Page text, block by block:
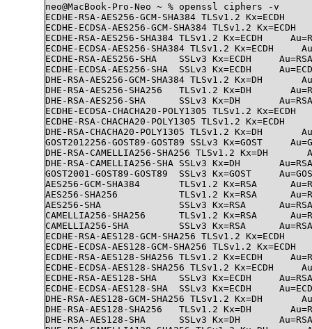
neo@MacBook-Pro-Neo ~ % openssl ciphers -v
ECDHE-RSA-AES256-GCM-SHA384 TLSv1.2 Kx=ECDH
ECDHE-ECDSA-AES256-GCM-SHA384 TLSv1.2 Kx=ECDH
ECDHE-RSA-AES256-SHA384 TLSv1.2 Kx=ECDH
ECDHE-ECDSA-AES256-SHA384 TLSv1.2 Kx=ECDH
ECDHE-RSA-AES256-SHA    SSLv3 Kx=ECDH
ECDHE-ECDSA-AES256-SHA  SSLv3 Kx=ECDH
DHE-RSA-AES256-GCM-SHA384 TLSv1.2 Kx=DH
DHE-RSA-AES256-SHA256   TLSv1.2 Kx=DH
DHE-RSA-AES256-SHA      SSLv3 Kx=DH
ECDHE-ECDSA-CHACHA20-POLY1305 TLSv1.2
ECDHE-RSA-CHACHA20-POLY1305 TLSv1.2 Kx=ECDH
DHE-RSA-CHACHA20-POLY1305 TLSv1.2 Kx=DH
GOST2012256-GOST89-GOST89 SSLv3 Kx=GOST
DHE-RSA-CAMELLIA256-SHA256 TLSv1.2 Kx=DH
DHE-RSA-CAMELLIA256-SHA SSLv3 Kx=DH
GOST2001-GOST89-GOST89  SSLv3 Kx=GOST
AES256-GCM-SHA384       TLSv1.2 Kx=RSA
AES256-SHA256           TLSv1.2 Kx=RSA
AES256-SHA              SSLv3 Kx=RSA      Au=RSA
CAMELLIA256-SHA256      TLSv1.2 Kx=RSA
CAMELLIA256-SHA         SSLv3 Kx=RSA
ECDHE-RSA-AES128-GCM-SHA256 TLSv1.2 Kx=ECDH
ECDHE-ECDSA-AES128-GCM-SHA256 TLSv1.2 Kx=ECDH
ECDHE-RSA-AES128-SHA256 TLSv1.2 Kx=ECDH
ECDHE-ECDSA-AES128-SHA256 TLSv1.2 Kx=ECDH
ECDHE-RSA-AES128-SHA    SSLv3 Kx=ECDH
ECDHE-ECDSA-AES128-SHA  SSLv3 Kx=ECDH
DHE-RSA-AES128-GCM-SHA256 TLSv1.2 Kx=DH
DHE-RSA-AES128-SHA256   TLSv1.2 Kx=DH
DHE-RSA-AES128-SHA      SSLv3 Kx=DH